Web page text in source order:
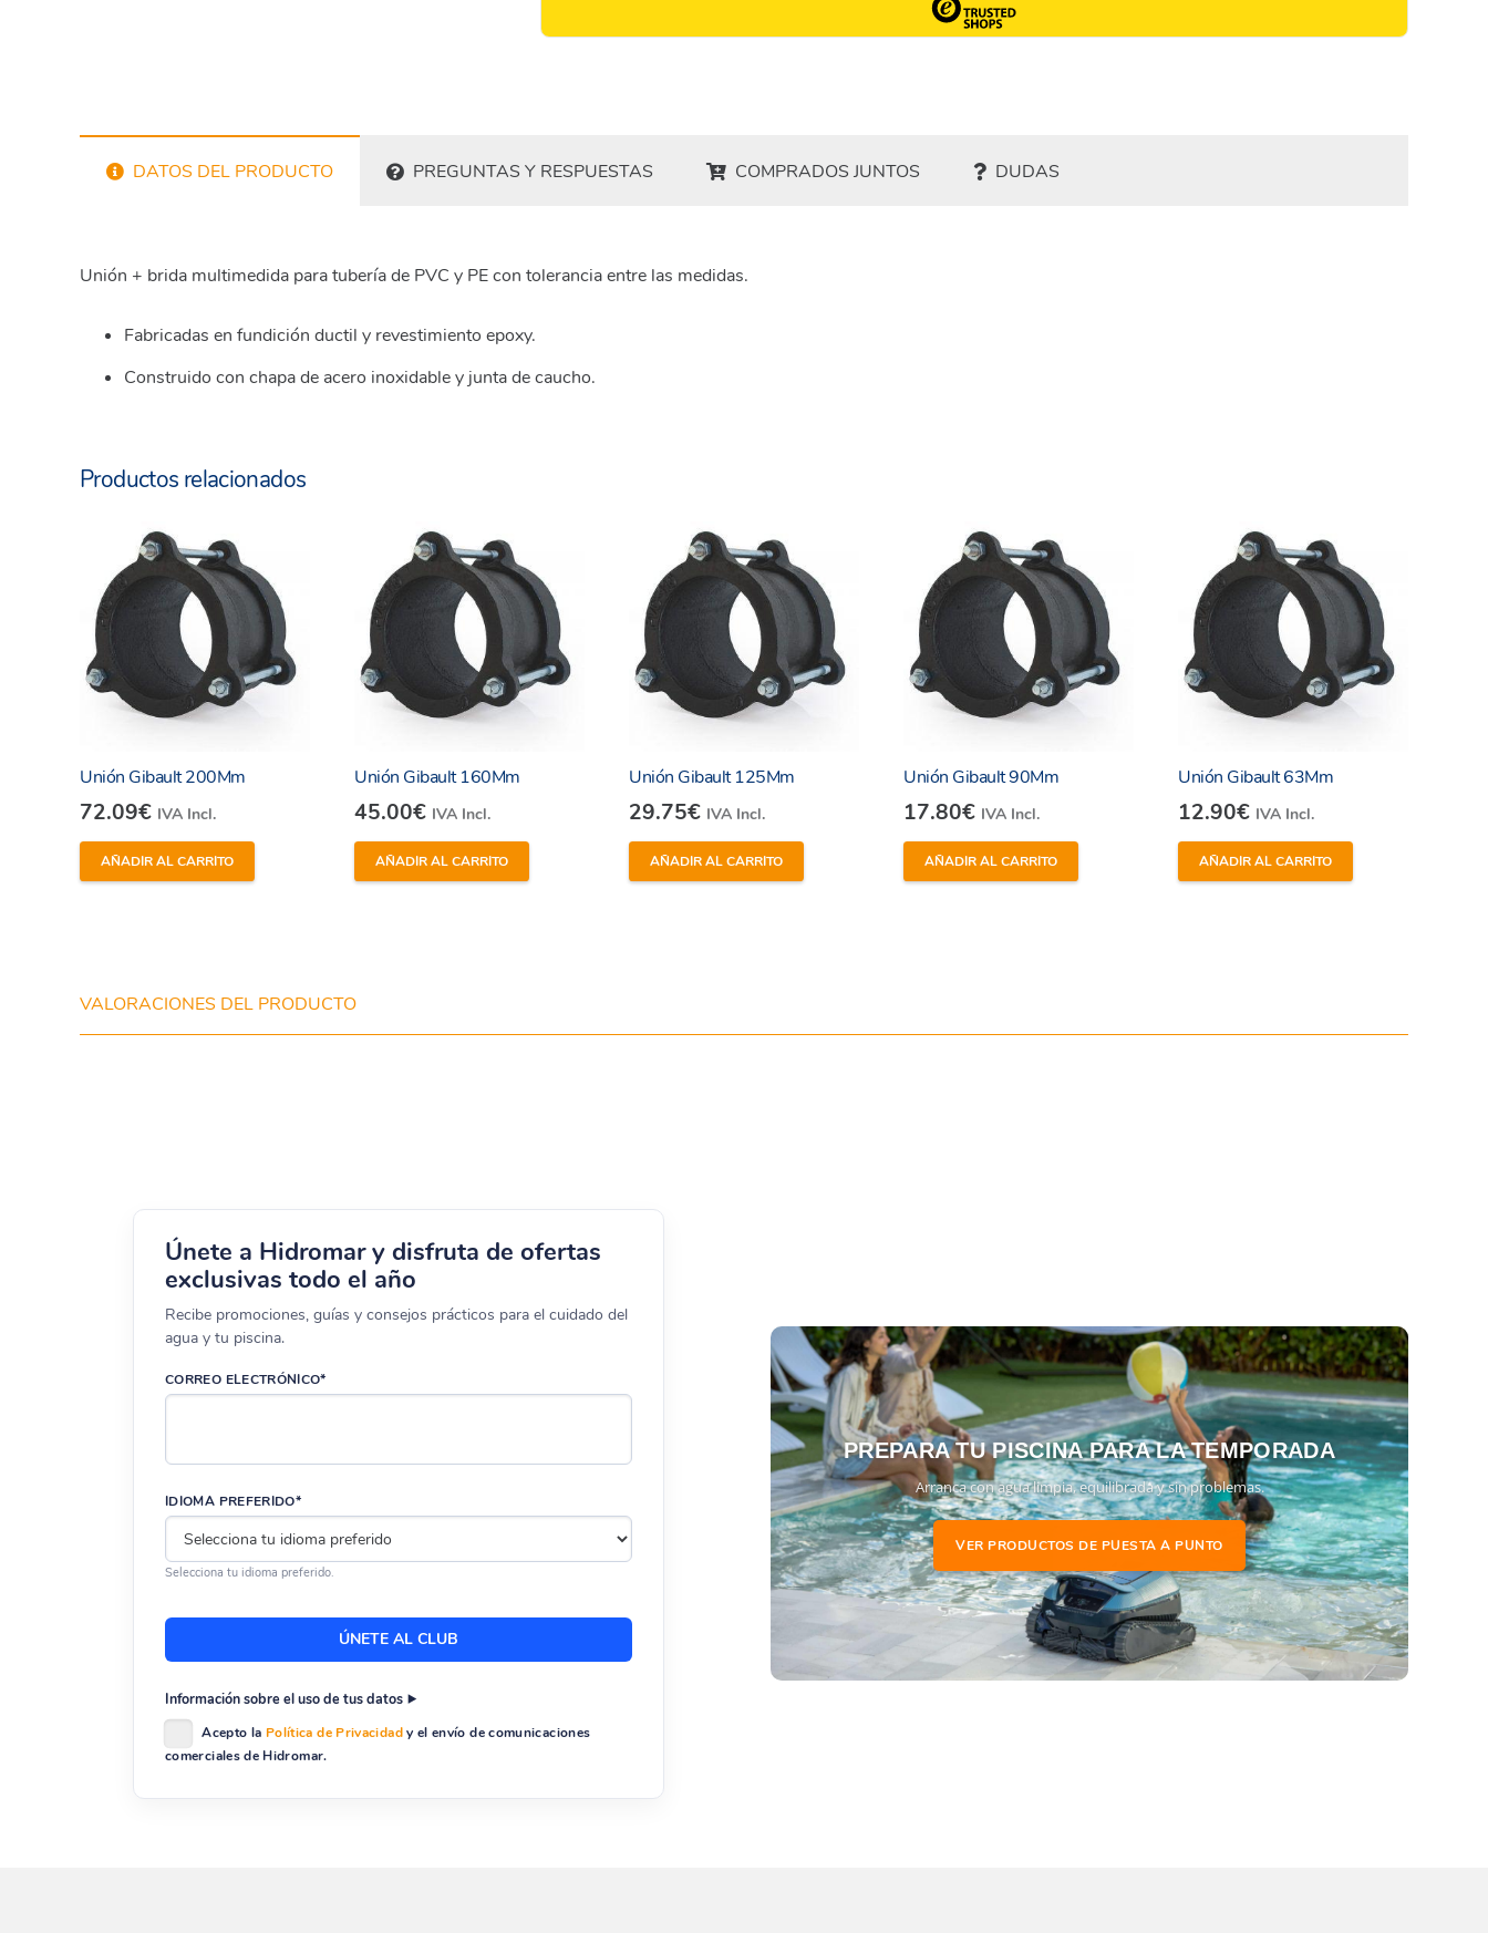
DATOS DEL PRODUCTO PREGUNTAS Y RESPUESTAS COMPRADOS JUNTOS DUDAS
Unión + brida multimedida para tubería de PVC y PE con tolerancia entre las medidas.
Fabricadas en fundición ductil y revestimiento epoxy.
Construido con chapa de acero inoxidable y junta de caucho.
Productos relacionados
Unión Gibault 200Mm
72.09€ IVA Incl.
AÑADIR AL CARRITO
Unión Gibault 160Mm
45.00€ IVA Incl.
AÑADIR AL CARRITO
Unión Gibault 125Mm
29.75€ IVA Incl.
AÑADIR AL CARRITO
Unión Gibault 90Mm
17.80€ IVA Incl.
AÑADIR AL CARRITO
Unión Gibault 63Mm
12.90€ IVA Incl.
AÑADIR AL CARRITO
VALORACIONES DEL PRODUCTO
Únete a Hidromar y disfruta de ofertas
exclusivas todo el año
Recibe promociones, guías y consejos prácticos para el cuidado del
agua y tu piscina.
CORREO ELECTRÓNICO*
IDIOMA PREFERIDO*
Selecciona tu idioma preferido.
Información sobre el uso de tus datos
Acepto la Política de Privacidady el envío de comunicaciones
comerciales de Hidromar.
PREPARA TU PISCINA PARA LA TEMPORADA
Arranca con agua limpia, equilibrada y sin problemas.
VER PRODUCTOS DE PUESTA A PUNTO